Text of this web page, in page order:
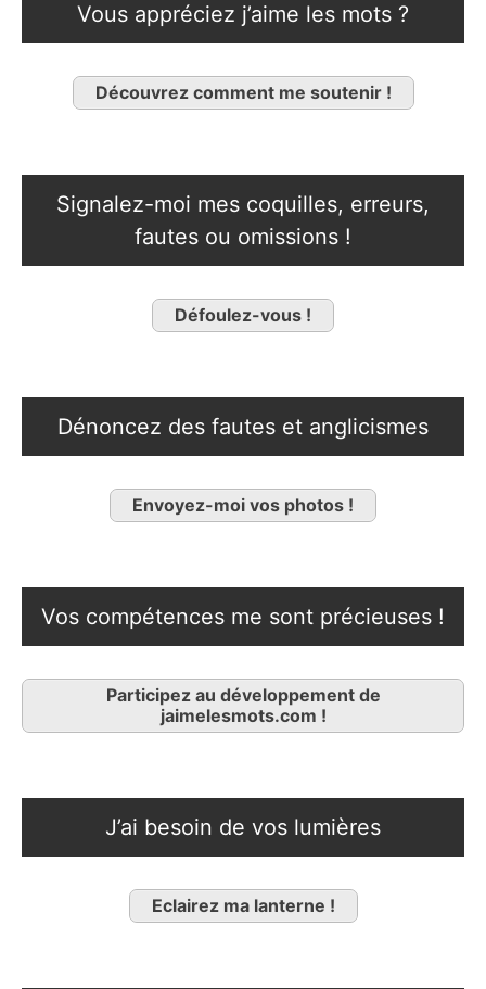
Vous appréciez j’aime les mots ?
Découvrez comment me soutenir !
Signalez-moi mes coquilles, erreurs,
fautes ou omissions !
Défoulez-vous !
Dénoncez des fautes et anglicismes
Envoyez-moi vos photos !
Vos compétences me sont précieuses !
Participez au développement de
jaimelesmots.com !
J’ai besoin de vos lumières
Eclairez ma lanterne !